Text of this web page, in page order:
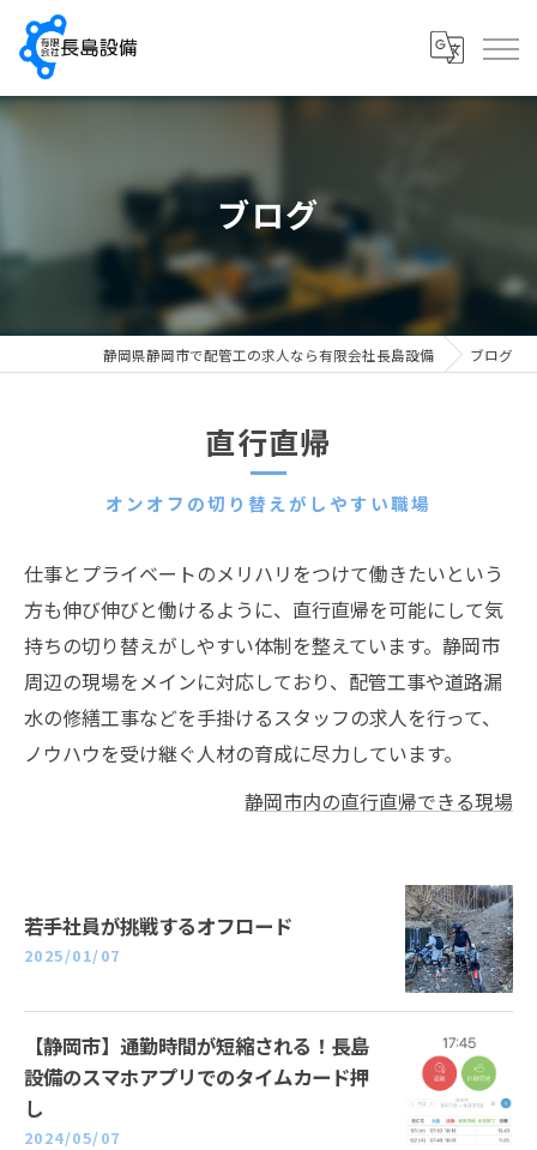
ブログ
静岡県静岡市で配管工の求人なら有限会社長島設備 ブログ
直行直帰
オンオフの切り替えがしやすい職場
仕事とプライベートのメリハリをつけて働きたいという
方も伸び伸びと働けるように、直行直帰を可能にして気
持ちの切り替えがしやすい体制を整えています。静岡市
周辺の現場をメインに対応しており、配管工事や道路漏
水の修繕工事などを手掛けるスタッフの求人を行って、
ノウハウを受け継ぐ人材の育成に尽力しています。
静岡市内の直行直帰できる現場
若手社員が挑戦するオフロード
2025/01/07
【静岡市】通勤時間が短縮される！長島
設備のスマホアプリでのタイムカード押
し
2024/05/07